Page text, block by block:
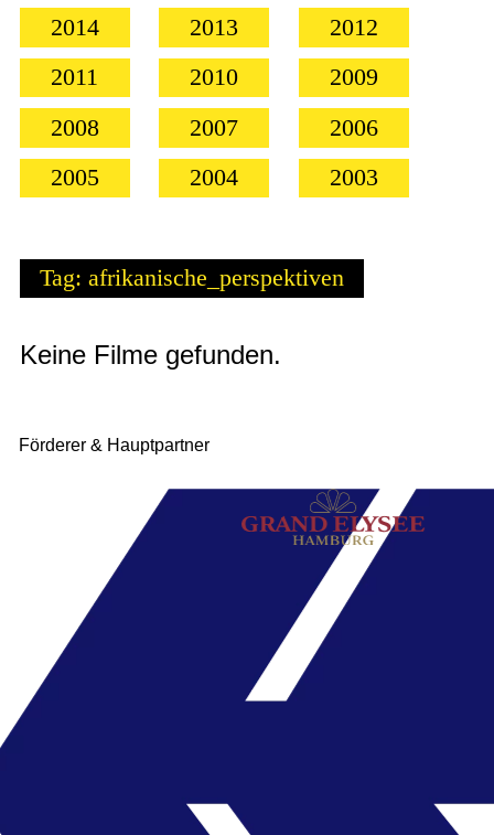
2014
2013
2012
2011
2010
2009
2008
2007
2006
2005
2004 2003
Tag: afrikanische_perspektiven
Keine Filme gefunden.
Förderer & Hauptpartner